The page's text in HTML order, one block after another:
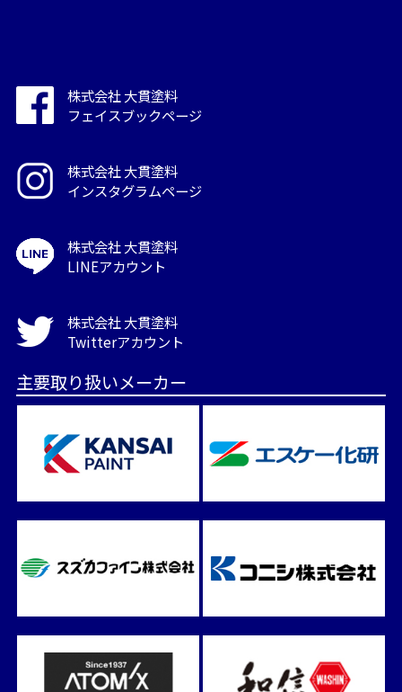
株式会社 大貫塗料
フェイスブックページ
株式会社 大貫塗料
インスタグラムページ
株式会社 大貫塗料
LINEアカウント
株式会社 大貫塗料
Twitterアカウント
主要取り扱いメーカー